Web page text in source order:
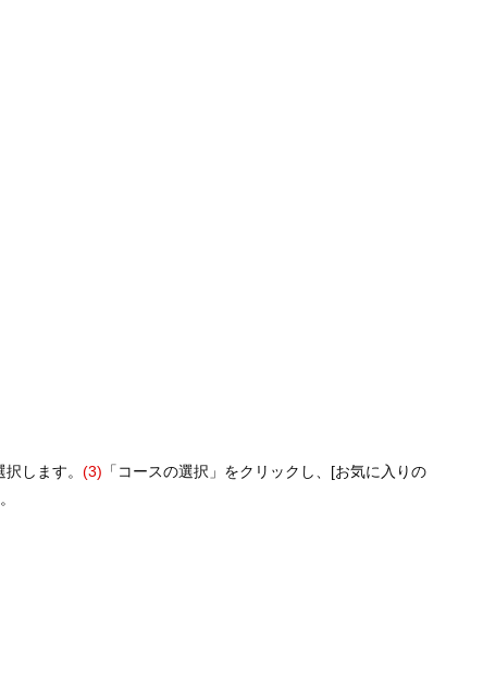
択します。(3) 「コースの選択」をクリックし、[お気に入りの